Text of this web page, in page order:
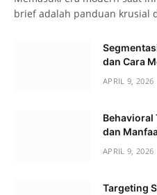
brief adalah panduan krusial
dan Cara
APRIL 9, 2026
Behavioral
dan
APRIL 9, 2026
Targeting